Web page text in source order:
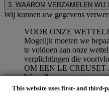
This website uses first- and third-
3. WAAROM VERZAMELEN WIJ
Wij kunnen uw gegevens
VOOR ONZE
Mogelijk moeten we
te voldoen aan onze
verplichtingen die
OM EEN LE
We zullen uw gegevens
account aan te maken die